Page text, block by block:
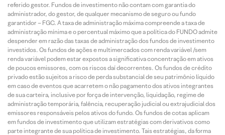
referido gestor. Fundos de investimento não contam com garantia do
administrador, do gestor, de qualquer mecanismo de seguro ou fundo
garantidor – FGC. A taxa de administração máxima compreende a taxa de
administração mínima e o percentual máximo que a política do FUNDO admite
despender em razão das taxas de administração dos fundos de investimento
investidos. Os fundos de ações e multimercados com renda variável /sem
renda variável podem estar expostos a significativa concentração em ativos
de poucos emissores, com os riscos daí decorrentes. Os fundos de crédito
privado estão sujeitos a risco de perda substancial de seu patrimônio líquido
em caso de eventos que acarretem o não pagamento dos ativos integrantes
de sua carteira, inclusive por força de intervenção, liquidação, regime de
administração temporária, falência, recuperação judicial ou extrajudicial dos
emissores responsáveis pelos ativos do fundo. Os fundos de cotas aplicam
em fundos de investimento que utilizam estratégias com derivativos como
parte integrante de sua política de investimento. Tais estratégias, da forma